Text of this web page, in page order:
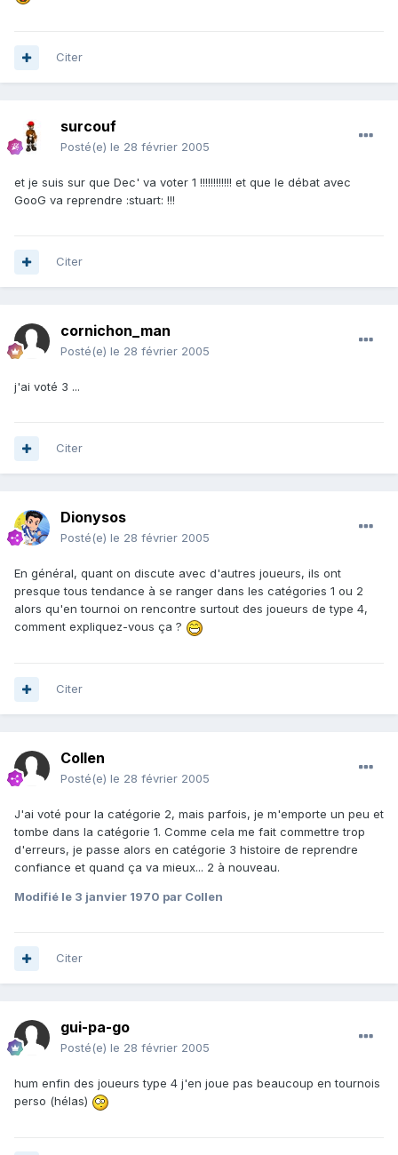
Citer
surcouf
Posté(e) le 28 février 2005
et je suis sur que Dec' va voter 1 !!!!!!!!!!!! et que le débat avec
GooG va reprendre :stuart: !!!
Citer
cornichon_man
Posté(e) le 28 février 2005
j'ai voté 3 ...
Citer
Dionysos
Posté(e) le 28 février 2005
En général, quant on discute avec d'autres joueurs, ils ont
presque tous tendance à se ranger dans les catégories 1 ou 2
alors qu'en tournoi on rencontre surtout des joueurs de type 4,
comment expliquez-vous ça ?
Citer
Collen
Posté(e) le 28 février 2005
J'ai voté pour la catégorie 2, mais parfois, je m'emporte un peu et
tombe dans la catégorie 1. Comme cela me fait commettre trop
d'erreurs, je passe alors en catégorie 3 histoire de reprendre
confiance et quand ça va mieux... 2 à nouveau.
Modifié le 3 janvier 1970 par Collen
Citer
gui-pa-go
Posté(e) le 28 février 2005
hum enfin des joueurs type 4 j'en joue pas beaucoup en tournois
perso (hélas)